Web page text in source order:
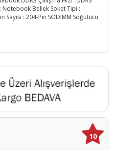
Notebook Bellek Soket Tipi :
Sayısı : 204-Pin SODIMM Soğutucu
10